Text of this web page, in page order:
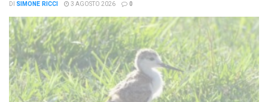
DI SIMONE RICCI 3 AGOSTO 2026 0